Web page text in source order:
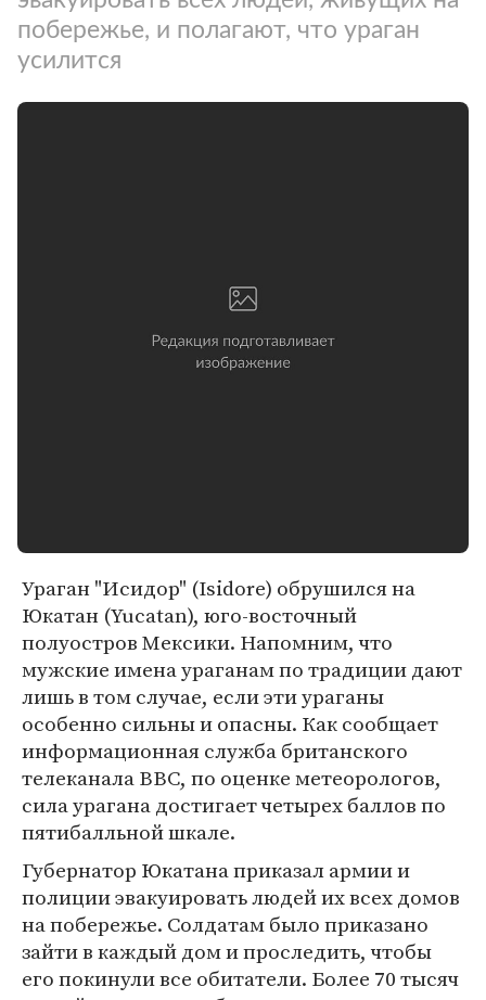
побережье, и полагают, что ураган
усилится
Ураган "Исидор" (Isidore) обрушился на
Юкатан (Yucatan), юго-восточный
полуостров Мексики. Напомним, что
мужские имена ураганам по традиции дают
лишь в том случае, если эти ураганы
особенно сильны и опасны. Как сообщает
информационная служба британского
телеканала BBC, по оценке метеорологов,
сила урагана достигает четырех баллов по
пятибалльной шкале.
Губернатор Юкатана приказал армии и
полиции эвакуировать людей их всех домов
на побережье. Солдатам было приказано
зайти в каждый дом и проследить, чтобы
его покинули все обитатели. Более 70 тысяч